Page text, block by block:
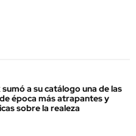
a su catálogo una de las
época más atrapantes y
sobre la realeza